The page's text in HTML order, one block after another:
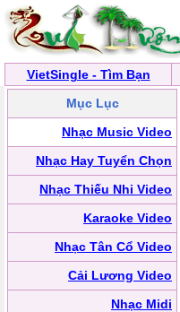
VietSingle - Tìm Bạn
Mục Lục
Nhạc Music Video
Nhạc Hay Tuyển Chọn
Nhạc Thiếu Nhi Video
Karaoke Video
Nhạc Tân Cổ Video
Cải Lương Video
Nhạc Midi